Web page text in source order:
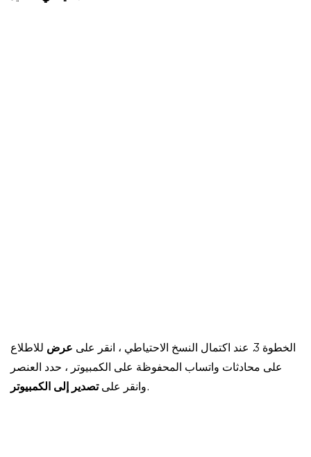
الخطوة 3. عند اكتمال النسخ الاحتياطي ، انقر على عرض للاطلاع
على محادثات واتساب المحفوظة على الكمبيوتر ، حدد العنصر
وانقر علىتصدير إلى الكمبيوتر .